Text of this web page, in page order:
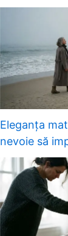
Eleganța
nevoie să